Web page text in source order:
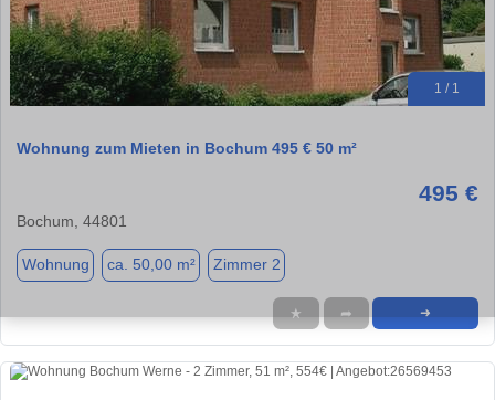
1 / 1
Wohnung zum Mieten in Bochum 495 € 50 m²
495 €
Bochum, 44801
Wohnung ca. 50,00 m² Zimmer 2
★ ➦ ➜